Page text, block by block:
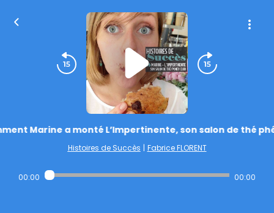
Marine a monté L’Impertinente, son salon de thé
Histoires de Succès | Fabrice FLORENT
00:00 00:00